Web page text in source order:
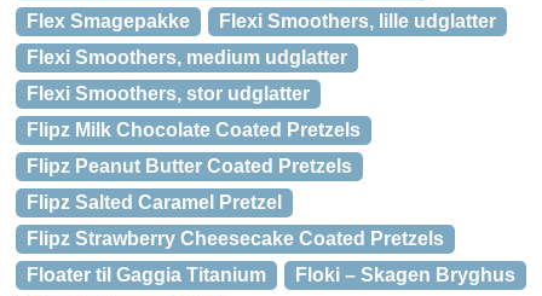
Flex Smagepakke
Flexi Smoothers, lille udglatter
Flexi Smoothers, medium udglatter
Flexi Smoothers, stor udglatter
Flipz Milk Chocolate Coated Pretzels
Flipz Peanut Butter Coated Pretzels
Flipz Salted Caramel Pretzel
Flipz Strawberry Cheesecake Coated Pretzels
Floater til Gaggia Titanium
Floki – Skagen Bryghus